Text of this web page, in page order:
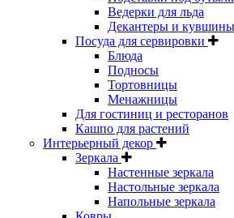
Ведерки для льда
Декантеры и кувшины
Посуда для сервировки
Блюда
Подносы
Тортовницы
Менажницы
Для гостиниц и ресторанов
Кашпо для растений
Интерьерный декор
Зеркала
Настенные зеркала
Настольные зеркала
Напольные зеркала